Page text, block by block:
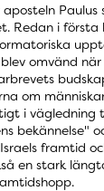
Redan i
omvänd
om
i vägledning
bekännelse"
framtid
en stark